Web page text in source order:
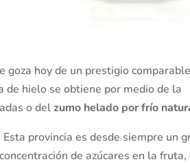
goza hoy de un prestigio comparable
de hielo se obtiene por medio de la
o delzumo helado por frío
Esta provincia es desde siempre un
de azúcares en la fruta,